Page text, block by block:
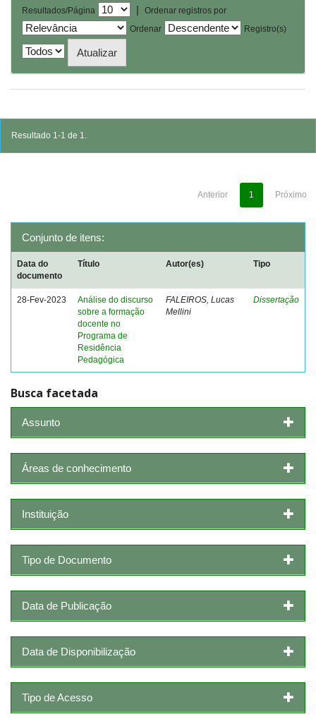
Resultados/Página |
Ordenar registros por
Ordenar
Registro(s)
Resultado 1-1 de 1.
Anterior 1 Próximo
Conjunto de itens:
Data do
documento
Título Autor(es) Tipo
28-Fev-2023
Análise do discurso
sobre a formação
docente no
Programa de
Residência
Pedagógica
FALEIROS, Lucas
Mellini
Dissertação
Busca facetada
Assunto
Áreas de conhecimento
Instituição
Tipo de Documento
Data de Publicação
Data de Disponibilização
Tipo de Acesso